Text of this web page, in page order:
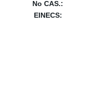
No CAS.:
EINECS: